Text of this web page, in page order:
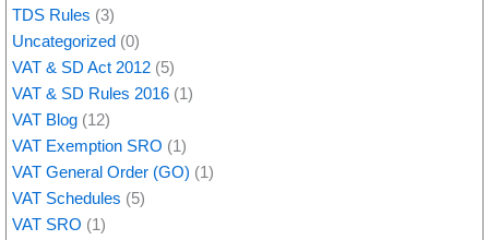
TDS Rules (3)
Uncategorized (0)
VAT & SD Act 2012 (5)
VAT & SD Rules 2016 (1)
VAT Blog (12)
VAT Exemption SRO (1)
VAT General Order (GO) (1)
VAT Schedules (5)
VAT SRO (1)